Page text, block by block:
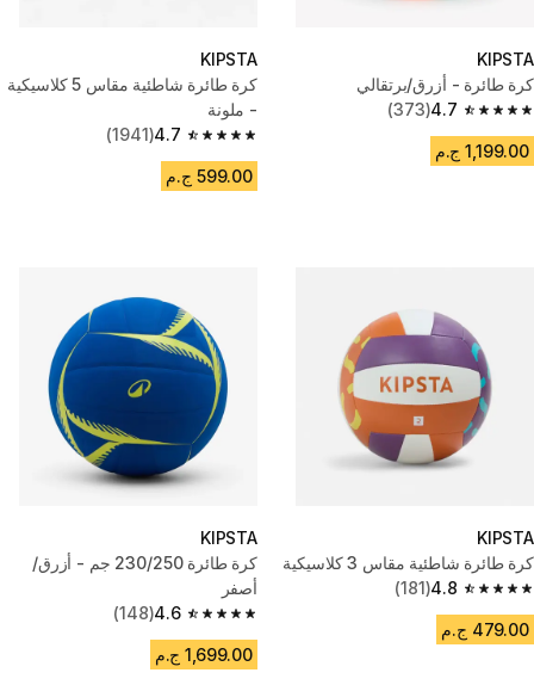
KIPSTA
كرة طائرة - أزرق/برتقالي
4.7
4.7 out of 5 stars from 373 reviews
(373)
1,199.00 ج.م
KIPSTA
كرة طائرة شاطئية مقاس 5 كلاسيكية
- ملونة
4.7
4.7 out of 5 stars from 1941 reviews
(1941)
599.00 ج.م
KIPSTA
كرة طائرة شاطئية مقاس 3 كلاسيكية
4.8
4.8 out of 5 stars from 181 reviews
(181)
479.00 ج.م
KIPSTA
كرة طائرة 230/250 جم - أزرق/
أصفر
4.6
4.6 out of 5 stars from 148 reviews
(148)
1,699.00 ج.م